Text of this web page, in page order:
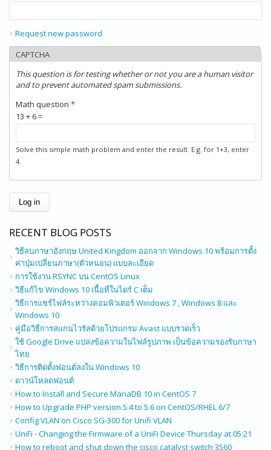
Request new password
CAPTCHA
This question is for testing whether or not you are a human visitor
and to prevent automated spam submissions.
Math question *
13 + 6 =
Solve this simple math problem and enter the result. E.g. for 1+3, enter
4.
RECENT BLOG POSTS
วิธีลบภาษาอังกฤษ United Kingdom ออกจาก Windows 10 พร้อมการตั้ง
ค่าปุ่มเปลี่ยนภาษา(ตัวหนอน) แบบละเอียด
การใช้งาน RSYNC บน CentOS Linux
วิธีแก้ไข Windows 10 เนื้อที่ในไดร์ C เต็ม
วิธีการแชร์ไฟล์ระหว่างคอมพิวเตอร์ Windows 7 , Windows 8 และ
Windows 10
คู่มือวิธีการสแกนไวรัสด้วยโปรแกรม Avast แบบรวดเร็ว
ใช้ Google Drive แปลงข้อความในไฟล์รูปภาพ เป็นข้อความรองรับภาษา
ไทย
วิธีการติดตั้งฟอนต์ลงใน Windows 10
ดาวน์โหลดฟอนต์
How to Install and Secure MariaDB 10 in CentOS 7
How to Upgrade PHP version 5.4 to 5.6 on CentOS/RHEL 6/7
Config VLAN on Cisco SG-300 for Unifi VLAN
UniFi - Changing the Firmware of a UniFi Device Thursday at 05:21
How to reboot and shut down the cisco catalyst switch 3560